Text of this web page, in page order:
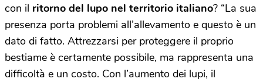
con il ritorno del lupo nel territorio italiano? “La sua
presenza porta problemi all’allevamento e questo è un
dato di fatto. Attrezzarsi per proteggere il proprio
bestiame è certamente possibile, ma rappresenta una
difficoltà e un costo. Con l’aumento dei lupi, il